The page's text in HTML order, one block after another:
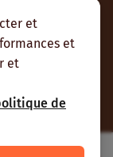
et
et
et
de
RSS et nous